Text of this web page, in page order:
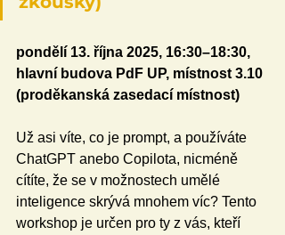
pondělí 13. října 2025, 16:30–18:30,
hlavní budova PdF UP, místnost 3.10
(proděkanská zasedací místnost)
Už asi víte, co je prompt, a používáte
ChatGPT anebo Copilota, nicméně
cítíte, že se v možnostech umělé
inteligence skrývá mnohem víc? Tento
workshop je určen pro ty z vás, kteří